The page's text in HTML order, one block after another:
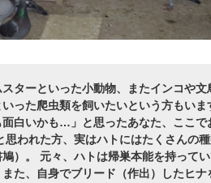
ターといった小動物、またインコや文
った爬虫類を飼いたいという方もいま
白いかも…」と思ったあなた、ここで
われた方、実はハトにはたくさんの
）。 元々、ハトは帰巣本能を持って
た、自身でブリード（作出）したヒナ